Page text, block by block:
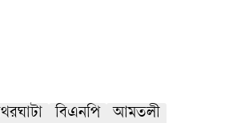
বিএনপি
আমতলী